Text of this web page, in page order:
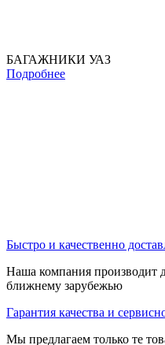
БАГАЖНИКИ УАЗ
Подробнее
Быстро и качественно
Наша компания производит
ближнему зарубежью
Гарантия качества и
Мы предлагаем только те